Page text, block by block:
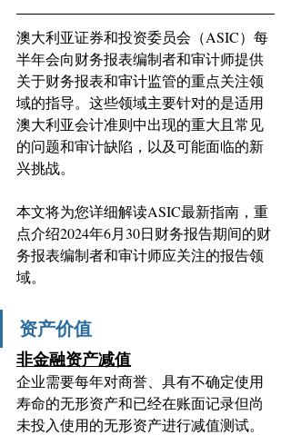
澳大利亚证券和投资委员会（ASIC）每
半年会向财务报表编制者和审计师提供
关于财务报表和审计监管的重点关注领
域的指导。这些领域主要针对的是适用
澳大利亚会计准则中出现的重大且常见
的问题和审计缺陷，以及可能面临的新
兴挑战。
本文将为您详细解读ASIC最新指南，重
点介绍2024年6月30日财务报告期间的财
务报表编制者和审计师应关注的报告领
域。
资产价值
非金融资产减值
企业需要每年对商誉、具有不确定使用
寿命的无形资产和已经在账面记录但尚
未投入使用的无形资产进行减值测试。